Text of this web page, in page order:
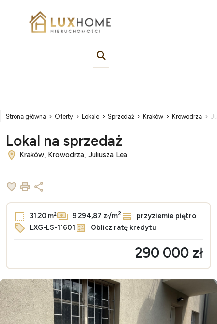
Strona główna Oferty Lokale Sprzedaż Kraków Krowodrza
Lokal na sprzedaż
Kraków, Krowodrza, Juliusza Lea
Dodaj do ulubionych
Drukuj
31.20 m² 9 294,87 zł/m2
przyziemie piętro
LXG-LS-11601
Oblicz ratę kredytu
290 000 zł